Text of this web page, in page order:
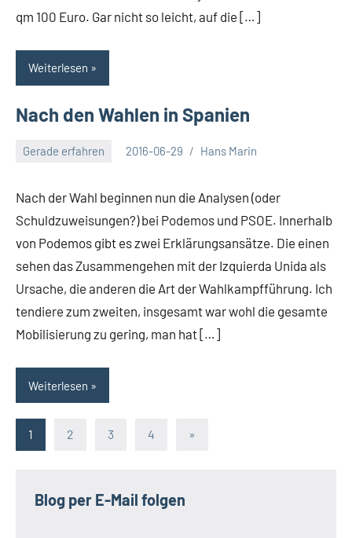
qm 100 Euro. Gar nicht so leicht, auf die […]
Weiterlesen
Nach den Wahlen in Spanien
Gerade erfahren 2016-06-29 Hans Marin
Nach der Wahl beginnen nun die Analysen (oder
Schuldzuweisungen?) bei Podemos und PSOE. Innerhalb
von Podemos gibt es zwei Erklärungsansätze. Die einen
sehen das Zusammengehen mit der Izquierda Unida als
Ursache, die anderen die Art der Wahlkampfführung. Ich
tendiere zum zweiten, insgesamt war wohl die gesamte
Mobilisierung zu gering, man hat […]
Weiterlesen
Seitennummerierung
Beiträge
1 2 3 4
Nächste
»
Blog per E-Mail folgen